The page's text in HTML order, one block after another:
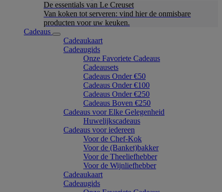
De essentials van Le Creuset
Van koken tot serveren: vind hier de onmisbare
producten voor uw keuken.
Cadeaus
Cadeaukaart
Cadeaugids
Onze Favoriete Cadeaus
Cadeausets
Cadeaus Onder €50
Cadeaus Onder €100
Cadeaus Onder €250
Cadeaus Boven €250
Cadeaus voor Elke Gelegenheid
Huwelijkscadeaus
Cadeaus voor iedereen
Voor de Chef-Kok
Voor de (Banket)bakker
Voor de Theeliefhebber
Voor de Wijnliefhebber
Cadeaukaart
Cadeaugids